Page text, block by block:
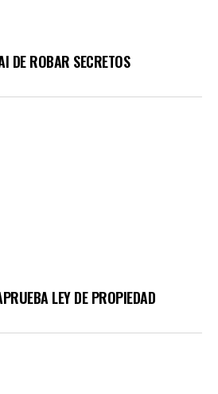
DE ROBAR SECRETOS
LEY DE PROPIEDAD